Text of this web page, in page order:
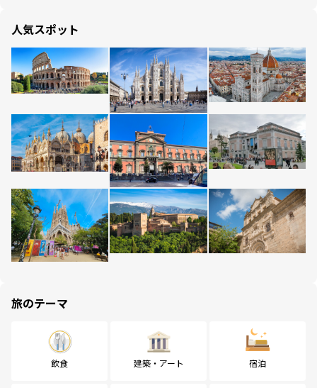
人気スポット
旅のテーマ
飲食 建築・アート 宿泊